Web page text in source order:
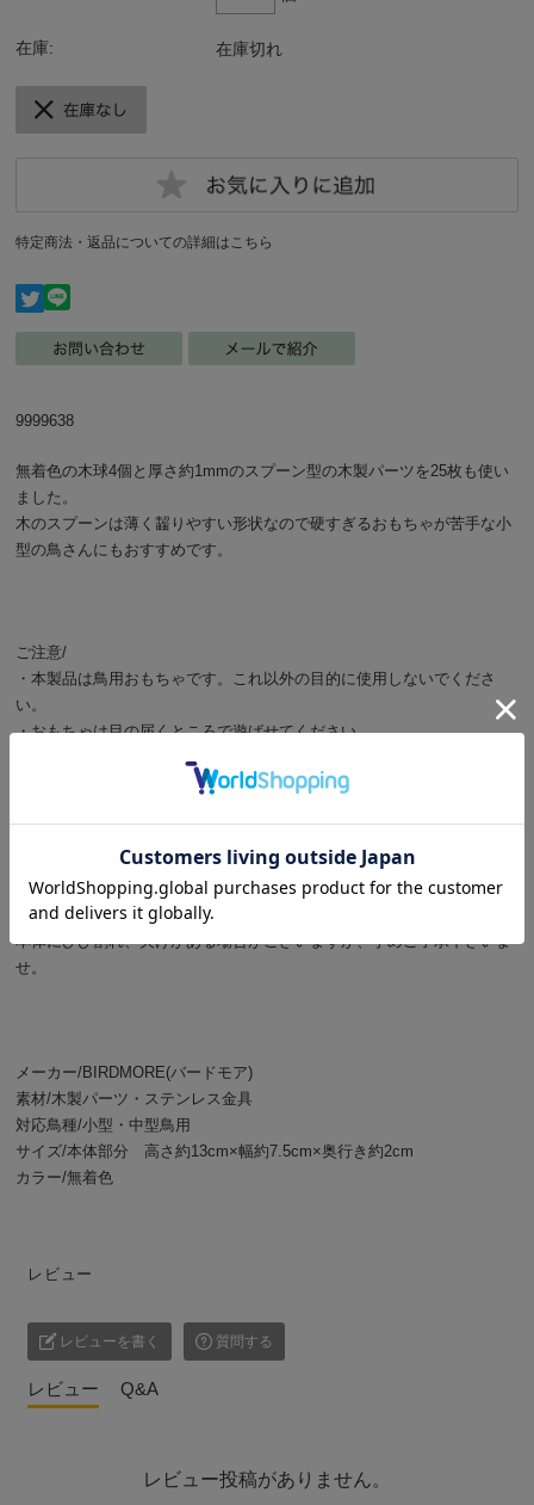
在庫: 在庫切れ
特定商法・返品についての詳細はこちら
9999638
無着色の木球4個と厚さ約1mmのスプーン型の木製パーツを25枚も使い
ました。
木のスプーンは薄く齧りやすい形状なので硬すぎるおもちゃが苦手な小
型の鳥さんにもおすすめです。
ご注意/
・本製品は鳥用おもちゃです。これ以外の目的に使用しないでくださ
い。
・おもちゃは目の届くところで遊ばせてください。
・ケージの広さおよび鳥の体格に合ったおもちゃをお使いください。
・木製ですので、火のそばや高温になる場所におかないでください。
のと交換してください。
・BMオリジナルおもちゃは清潔に保ってください。水洗いをした場合
はよく乾かしてからお使いください。
本体にひび割れ、欠けがある場合がございますが、予めご了承下さいま
せ。
メーカー/BIRDMORE(バードモア)
素材/木製パーツ・ステンレス金具
対応鳥種/小型・中型鳥用
サイズ/本体部分 高さ約13cm×幅約7.5cm×奥行き約2cm
カラー/無着色
レビュー
レビューを書く 質問する
レビュー Q&A
レビュー投稿がありません。